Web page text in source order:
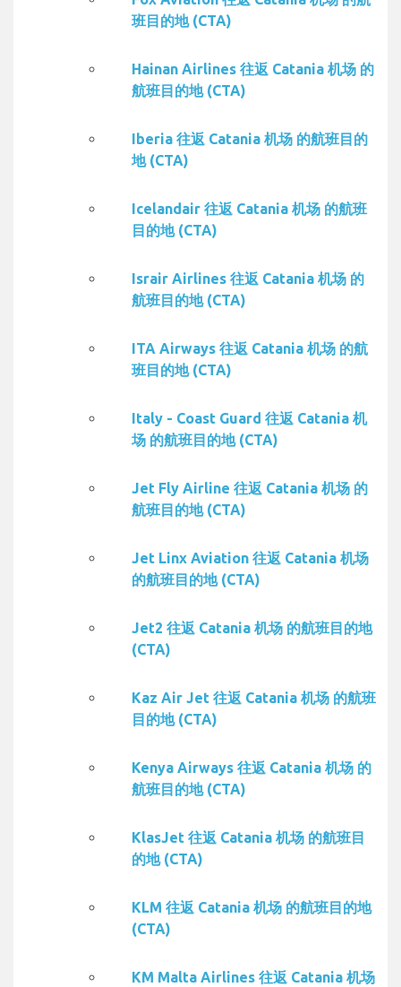
班目的地 (CTA)
Hainan Airlines 往返 Catania 机场 的
航班目的地 (CTA)
Iberia 往返 Catania 机场 的航班目的
地 (CTA)
Icelandair 往返 Catania 机场 的航班
目的地 (CTA)
Israir Airlines 往返 Catania 机场 的
航班目的地 (CTA)
ITA Airways 往返 Catania 机场 的航
班目的地 (CTA)
Italy - Coast Guard 往返 Catania 机
场 的航班目的地 (CTA)
Jet Fly Airline 往返 Catania 机场 的
航班目的地 (CTA)
Jet Linx Aviation 往返 Catania 机场
的航班目的地 (CTA)
Jet2 往返 Catania 机场 的航班目的地
(CTA)
Kaz Air Jet 往返 Catania 机场 的航班
目的地 (CTA)
Kenya Airways 往返 Catania 机场 的
航班目的地 (CTA)
KlasJet 往返 Catania 机场 的航班目
的地 (CTA)
KLM 往返 Catania 机场 的航班目的地
(CTA)
KM Malta Airlines 往返 Catania 机场